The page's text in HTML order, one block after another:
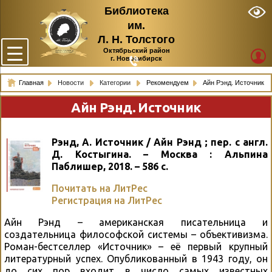
Библиотека
им.
Л. Н. Толстого
Октябрьский район
г. Новосибирск
Главная Новости Категории Рекомендуем Айн Рэнд. Источник
Айн Рэнд. Источник
Рэнд, А. Источник / Айн Рэнд ; пер. с англ.
Д. Костыгина. – Москва : Альпина
Паблишер, 2018. – 586 с.
Почитать на ЛитРес
Регистрация на ЛитРес
Айн Рэнд – американская писательница и
создательница философской системы – объективизма.
Роман-бестселлер «Источник» – её первый крупный
литературный успех. Опубликованный в 1943 году, он